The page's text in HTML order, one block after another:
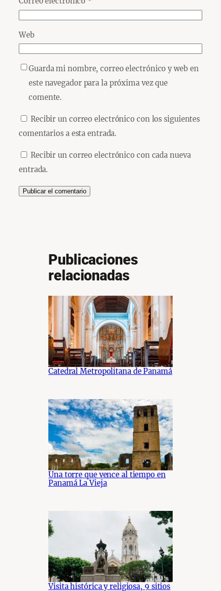
Web
Guarda mi nombre, correo electrónico y web en
este navegador para la próxima vez que
comente.
Recibir un correo electrónico con los siguientes
comentarios a esta entrada.
Recibir un correo electrónico con cada nueva
entrada.
Publicaciones
relacionadas
Catedral Metropolitana de Panamá
Una torre que vence al tiempo en
Panamá La Vieja
Visita histórica y religiosa, 9 sitios